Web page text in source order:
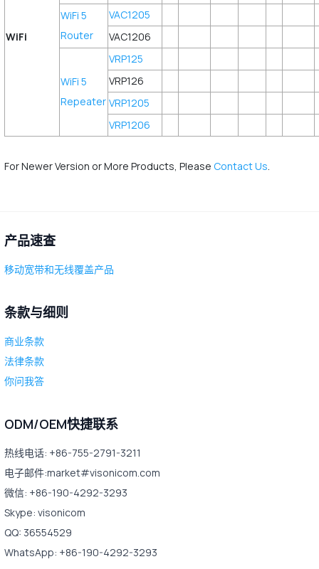
WiFi
WiFi 5
Router
VAC1205
VAC1206
WiFi 5
Repeater
VRP125
VRP126
VRP1205
VRP1206
For Newer Version or More Products, Please Contact Us.
产品速查
移动宽带和无线覆盖产品
条款与细则
商业条款
法律条款
你问我答
ODM/OEM快捷联系
热线电话: +86-755-2791-3211
电子邮件:market#visonicom.com
微信: +86-190-4292-3293
Skype: visonicom
QQ: 36554529
WhatsApp: +86-190-4292-3293